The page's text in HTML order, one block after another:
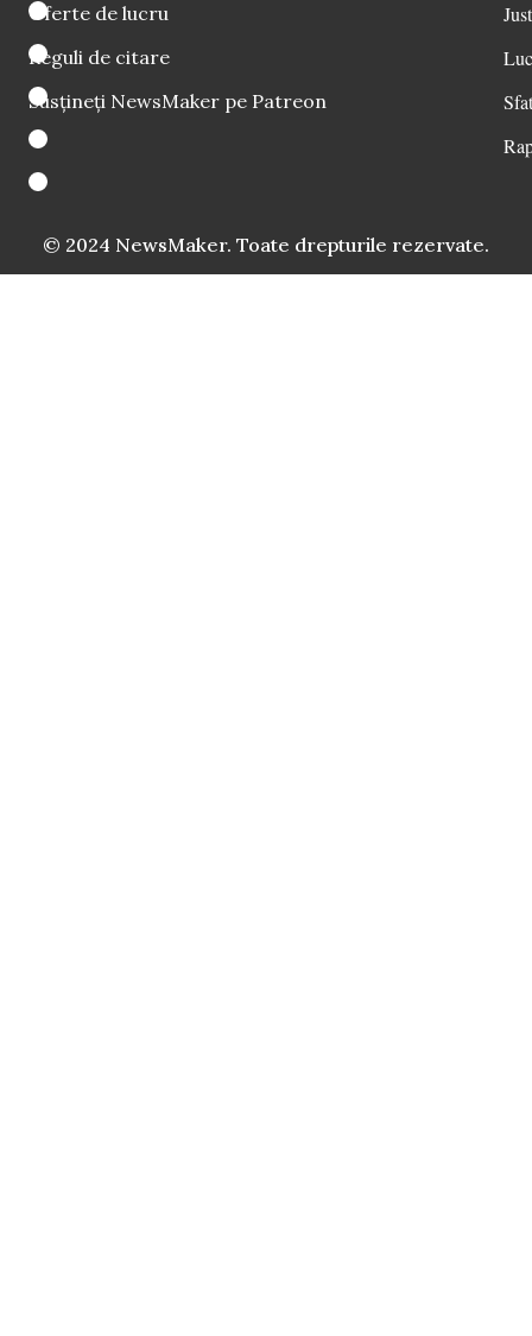
Oferte de lucru
Reguli de citare
Susțineți NewsMaker pe Patreon
© 2024 NewsMaker. Toate drepturile rezervate.